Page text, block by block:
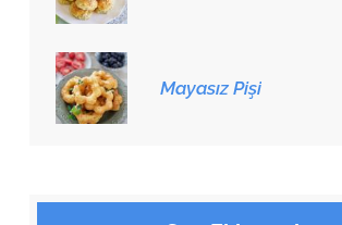
Mayasız Pişi